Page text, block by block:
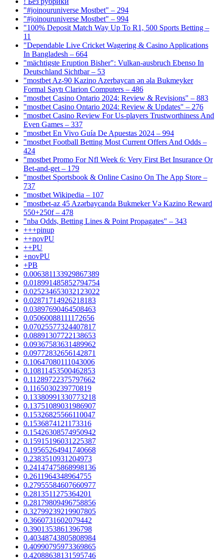
"#joinouruniverse Mostbet" – 294
"#joinouruniverse Mostbet" – 994
"100% Deposit Match Way Up To R1, 500 Sports Betting –
11
"Dependable Live Cricket Wagering & Casino Applications
In Bangladesh – 664
"mächtigste Eruption Bisher": Vulkan-ausbruch Ebenso In
Deutschland Sichtbar – 53
"mostbet Az-90 Kazino Azerbaycan ən əla Bukmeyker
Formal Saytı Clarion Computers – 486
"mostbet Casino Ontario 2024: Review & Revisions" – 883
"mostbet Casino Ontario 2024: Review & Updates" – 276
"mostbet Casino Review For Us-players Trustworthiness And
Even Games – 337
"mostbet En Vivo Guía De Apuestas 2024 – 994
"mostbet Football Betting Most Current Offers And Odds –
424
"mostbet Promo For Nfl Week 6: Very First Bet Insurance Or
Bet-and-get – 179
"‎mostbet Sportsbook & Online Casino On The App Store –
737
"mostbet Wikipedia – 107
"mostbet-az 45 Azərbaycanda Bukmeker Və Kazino Reward
550+250f – 478
"nba Odds, Betting Lines & Point Propagates" – 343
+++pinup
++novPU
++PU
+novPU
+PB
0.006381133929867389
0.018991485852794754
0.025234653032123022
0.02871714926218183
0.03897690464508463
0.05060088111172656
0.07025577324407817
0.08891307722138653
0.09367583631489962
0.09772832656142871
0.10647080111043006
0.10811453500462853
0.11289722375797662
0.1165030239770819
0.13380991330773218
0.13751089031986907
0.15326825566110047
0.1536874121173316
0.15426308574950942
0.15915196031225387
0.19565264941740668
0.2383510931204973
0.24147475868998136
0.2611964348964755
0.27955584607660977
0.2813511275364201
0.28179809496758856
0.32799239219907805
0.3660731602079442
0.3901353861396798
0.40348743805808984
0.40990795973369865
0.42088638131595746